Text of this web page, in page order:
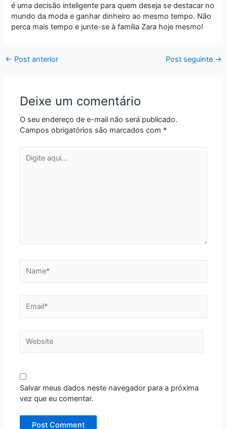
é uma decisão inteligente para quem deseja se destacar no
mundo da moda e ganhar dinheiro ao mesmo tempo. Não
perca mais tempo e junte-se à família Zara hoje mesmo!
← Post anterior Post seguinte →
Deixe um comentário
O seu endereço de e-mail não será publicado.
Campos obrigatórios são marcados com *
aqui...
Salvar meus dados neste navegador para a próxima
vez que eu comentar.